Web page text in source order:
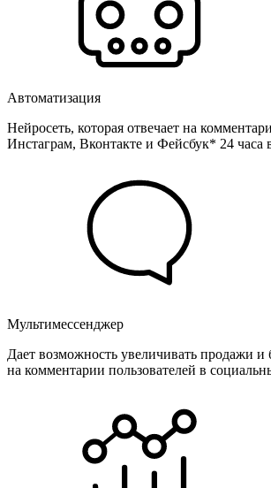
Автоматизация
Нейросеть, которая отвечает на
Инстаграм, Вконтакте и Фейсбук* 24 часа
Мультимессенджер
Дает возможность увеличивать продажи и
на комментарии пользователей в